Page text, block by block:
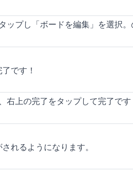
です！
れるようになります。